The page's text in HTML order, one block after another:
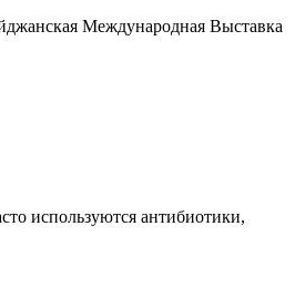
Международная Выставка
используются антибиотики,